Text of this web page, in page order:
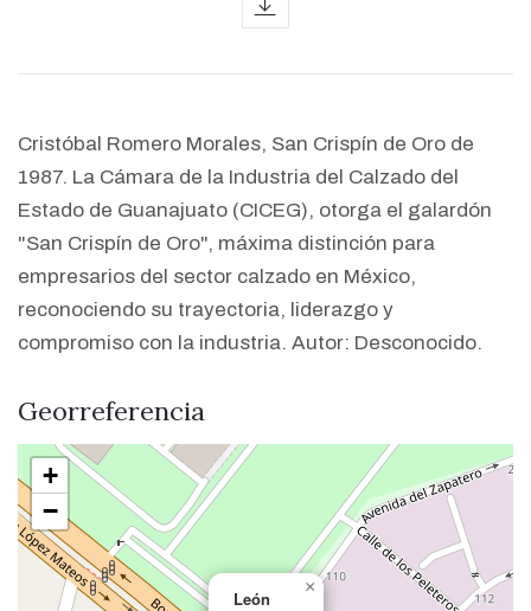
Cristóbal Romero Morales, San Crispín de Oro de
1987. La Cámara de la Industria del Calzado del
Estado de Guanajuato (CICEG), otorga el galardón
"San Crispín de Oro", máxima distinción para
empresarios del sector calzado en México,
reconociendo su trayectoria, liderazgo y
compromiso con la industria. Autor: Desconocido.
Georreferencia
León
×
+
−